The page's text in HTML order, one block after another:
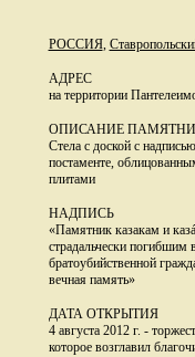
РОССИЯ,
АДРЕС
на территории
ОПИСАНИЕ
Стела с доской с
постаменте,
плитами
НАДПИСЬ
«Памятник казакам и
страдальчески погибшим
братоубийственной
вечная память»
ДАТА ОТКРЫТИЯ
4 августа 2012 г. -
которое возглавил